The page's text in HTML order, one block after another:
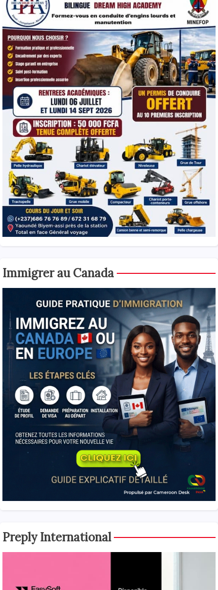
Immigrer au Canada
Preply International